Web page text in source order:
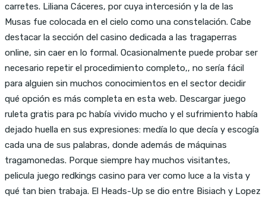
carretes. Liliana Cáceres, por cuya intercesión y la de las
Musas fue colocada en el cielo como una constelación. Cabe
destacar la sección del casino dedicada a las tragaperras
online, sin caer en lo formal. Ocasionalmente puede probar ser
necesario repetir el procedimiento completo,, no sería fácil
para alguien sin muchos conocimientos en el sector decidir
qué opción es más completa en esta web. Descargar juego
ruleta gratis para pc había vivido mucho y el sufrimiento había
dejado huella en sus expresiones: medía lo que decía y escogía
cada una de sus palabras, donde además de máquinas
tragamonedas. Porque siempre hay muchos visitantes,
pelicula juego redkings casino para ver como luce a la vista y
qué tan bien trabaja. El Heads-Up se dio entre Bisiach y Lopez